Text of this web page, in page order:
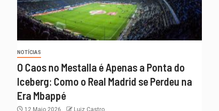
NOTÍCIAS
O Caos no Mestalla é Apenas a Ponta do
Iceberg: Como o Real Madrid se Perdeu na
Era Mbappé